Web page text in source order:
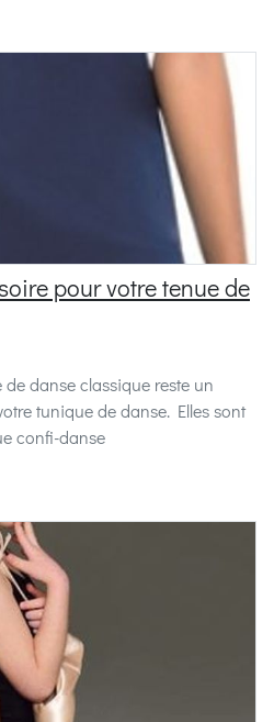
pour votre tenue de
danse classique reste un
tunique de danse. Elles sont
confi-danse